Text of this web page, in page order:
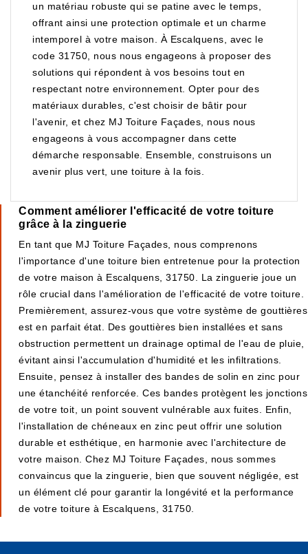
un matériau robuste qui se patine avec le temps,
offrant ainsi une protection optimale et un charme
intemporel à votre maison. À Escalquens, avec le
code 31750, nous nous engageons à proposer des
solutions qui répondent à vos besoins tout en
respectant notre environnement. Opter pour des
matériaux durables, c'est choisir de bâtir pour
l'avenir, et chez MJ Toiture Façades, nous nous
engageons à vous accompagner dans cette
démarche responsable. Ensemble, construisons un
avenir plus vert, une toiture à la fois.
Comment améliorer l'efficacité de votre toiture
grâce à la zinguerie
En tant que MJ Toiture Façades, nous comprenons
l'importance d'une toiture bien entretenue pour la protection
de votre maison à Escalquens, 31750. La zinguerie joue un
rôle crucial dans l'amélioration de l'efficacité de votre toiture.
Premièrement, assurez-vous que votre système de gouttières
est en parfait état. Des gouttières bien installées et sans
obstruction permettent un drainage optimal de l'eau de pluie,
évitant ainsi l'accumulation d'humidité et les infiltrations.
Ensuite, pensez à installer des bandes de solin en zinc pour
une étanchéité renforcée. Ces bandes protègent les jonctions
de votre toit, un point souvent vulnérable aux fuites. Enfin,
l'installation de chéneaux en zinc peut offrir une solution
durable et esthétique, en harmonie avec l'architecture de
votre maison. Chez MJ Toiture Façades, nous sommes
convaincus que la zinguerie, bien que souvent négligée, est
un élément clé pour garantir la longévité et la performance
de votre toiture à Escalquens, 31750.